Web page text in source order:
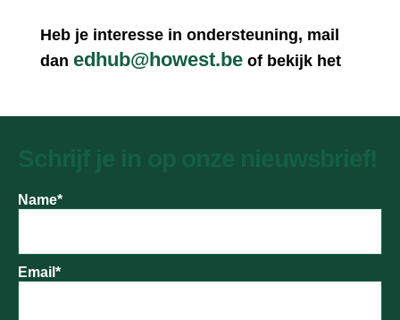
Heb je interesse in ondersteuning, mail
dan edhub@howest.be of bekijk het
Name*
Email*